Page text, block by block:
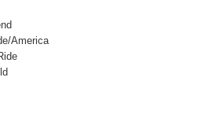
America